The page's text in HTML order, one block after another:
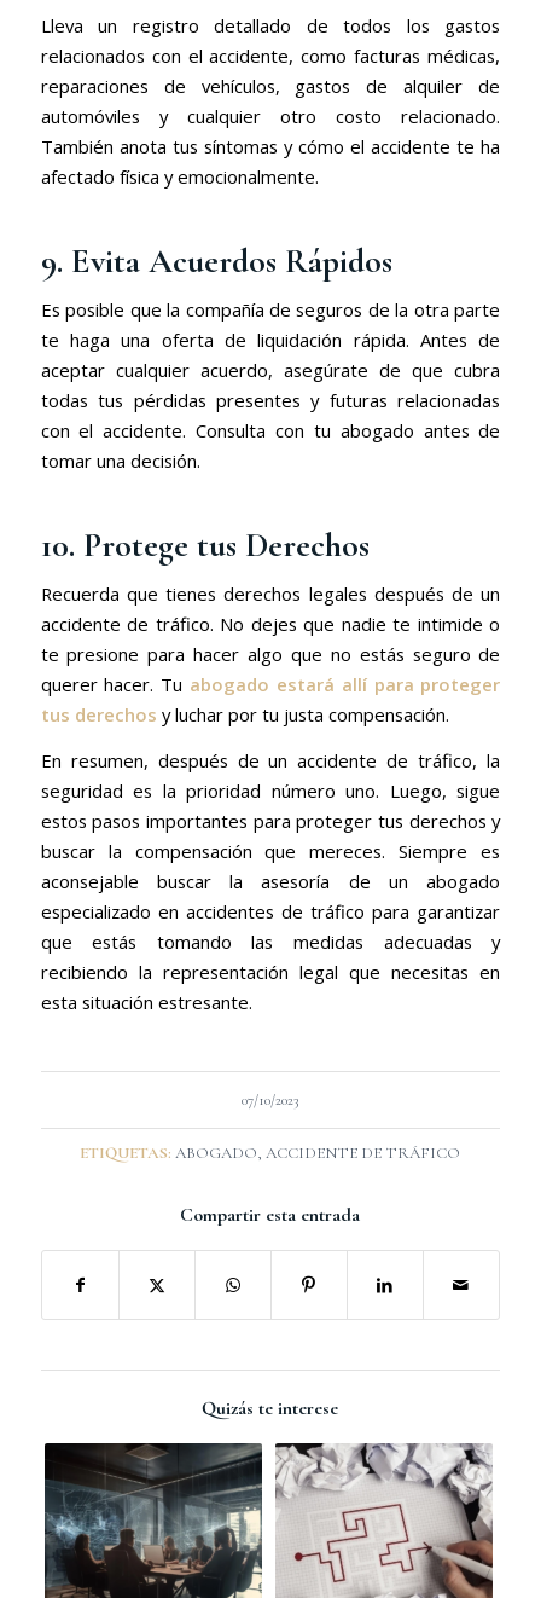
Lleva un registro detallado de todos los gastos
relacionados con el accidente, como facturas médicas,
reparaciones de vehículos, gastos de alquiler de
automóviles y cualquier otro costo relacionado.
También anota tus síntomas y cómo el accidente te ha
afectado física y emocionalmente.
9. Evita Acuerdos Rápidos
Es posible que la compañía de seguros de la otra parte
te haga una oferta de liquidación rápida. Antes de
aceptar cualquier acuerdo, asegúrate de que cubra
todas tus pérdidas presentes y futuras relacionadas
con el accidente. Consulta con tu abogado antes de
tomar una decisión.
10. Protege tus Derechos
Recuerda que tienes derechos legales después de un
accidente de tráfico. No dejes que nadie te intimide o
te presione para hacer algo que no estás seguro de
querer hacer. Tu abogado estará allí para proteger
tus derechos y luchar por tu justa compensación.
En resumen, después de un accidente de tráfico, la
seguridad es la prioridad número uno. Luego, sigue
estos pasos importantes para proteger tus derechos y
buscar la compensación que mereces. Siempre es
aconsejable buscar la asesoría de un abogado
especializado en accidentes de tráfico para garantizar
que estás tomando las medidas adecuadas y
recibiendo la representación legal que necesitas en
esta situación estresante.
07/10/2023
ETIQUETAS: ABOGADO,ACCIDENTE DE TRÁFICO
Compartir esta entrada
Quizás te interese